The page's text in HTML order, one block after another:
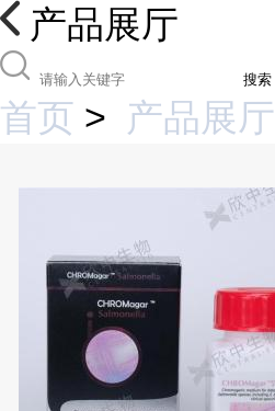
产品展厅
搜索
首页 > 产品展厅